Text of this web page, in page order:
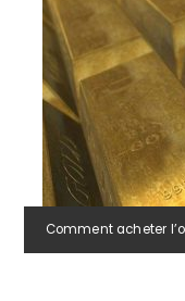
Comment acheter